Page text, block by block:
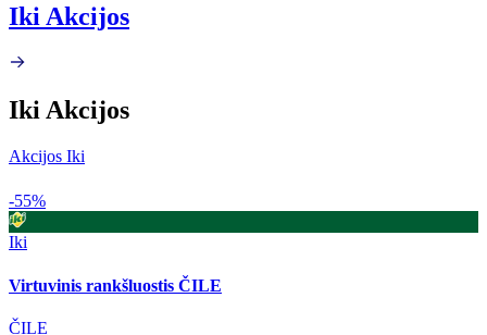
Iki Akcijos
Iki Akcijos
Akcijos Iki
-55%
Iki
Virtuvinis rankšluostis ČILE
ČILE